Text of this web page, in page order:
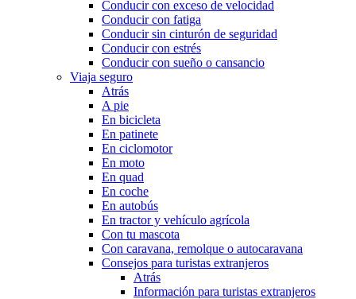
Conducir con exceso de velocidad
Conducir con fatiga
Conducir sin cinturón de seguridad
Conducir con estrés
Conducir con sueño o cansancio
Viaja seguro
Atrás
A pie
En bicicleta
En patinete
En ciclomotor
En moto
En quad
En coche
En autobús
En tractor y vehículo agrícola
Con tu mascota
Con caravana, remolque o autocaravana
Consejos para turistas extranjeros
Atrás
Información para turistas extranjeros